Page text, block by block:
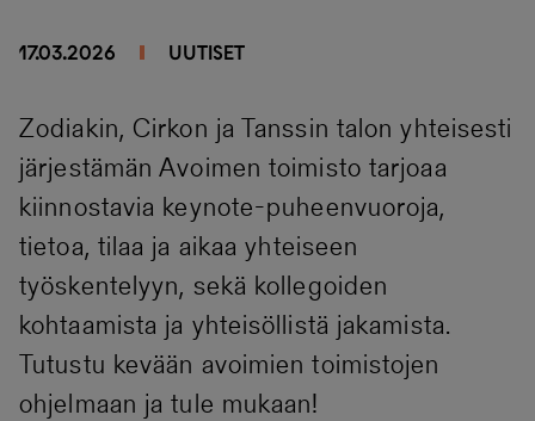
17.03.2026 UUTISET
Zodiakin, Cirkon ja Tanssin talon yhteisesti
järjestämän Avoimen toimisto tarjoaa
kiinnostavia keynote-puheenvuoroja,
tietoa, tilaa ja aikaa yhteiseen
työskentelyyn, sekä kollegoiden
kohtaamista ja yhteisöllistä jakamista.
Tutustu kevään avoimien toimistojen
ohjelmaan ja tule mukaan!